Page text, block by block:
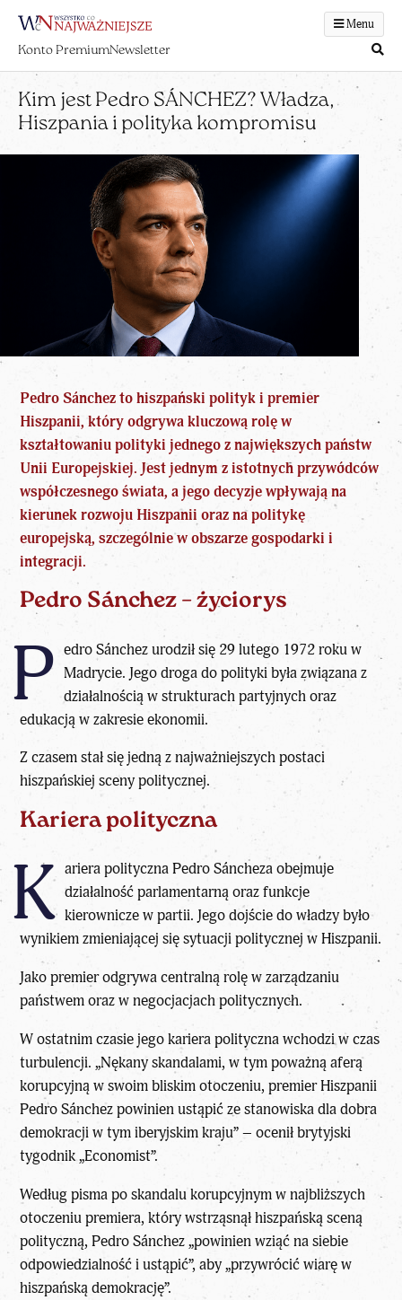
Menu
Konto PremiumNewsletter
Kim jest Pedro SÁNCHEZ? Władza,
Hiszpania i polityka kompromisu
Pedro Sánchez to hiszpański polityk i premier
Hiszpanii, który odgrywa kluczową rolę w
kształtowaniu polityki jednego z największych państw
Unii Europejskiej. Jest jednym z istotnychprzywódców
współczesnego świata, a jego decyzje wpływają na
kierunek rozwoju Hiszpanii oraz na politykę
europejską, szczególnie w obszarze gospodarki i
integracji.
Pedro Sánchez – życiorys
P edro Sánchez urodził się 29 lutego 1972 roku w
Madrycie. Jego droga do polityki była związana z
działalnością w strukturach partyjnych oraz
edukacją w zakresie ekonomii.
Z czasem stał się jedną z najważniejszych postaci
hiszpańskiej sceny politycznej.
Kariera polityczna
K ariera polityczna Pedro Sáncheza obejmuje
działalność parlamentarną oraz funkcje
kierownicze w partii. Jego dojście do władzy było
wynikiem zmieniającej się sytuacji politycznej w Hiszpanii.
Jako premier odgrywa centralną rolę w zarządzaniu
państwem oraz w negocjacjach politycznych.
W ostatnim czasie jego kariera polityczna wchodzi w czas
turbulencji. „Nękany skandalami, w tym poważną aferą
korupcyjną w swoim bliskim otoczeniu, premier Hiszpanii
Pedro Sánchez powinien ustąpić ze stanowiskadla dobra
demokracji w tym iberyjskim kraju” – ocenił brytyjski
tygodnik „Economist”.
Według pisma po skandalu korupcyjnym w najbliższych
otoczeniu premiera, który wstrząsnął hiszpańską sceną
polityczną, Pedro Sánchez „powinien wziąć na siebie
odpowiedzialność i ustąpić”, aby „przywrócić wiarę w
hiszpańską demokrację”.